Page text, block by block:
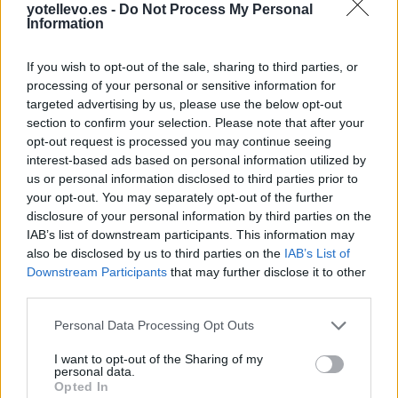
yotellevo.es - Do Not Process My Personal
Information
If you wish to opt-out of the sale, sharing to third parties, or
processing of your personal or sensitive information for
targeted advertising by us, please use the below opt-out
section to confirm your selection. Please note that after your
opt-out request is processed you may continue seeing
interest-based ads based on personal information utilized by
us or personal information disclosed to third parties prior to
your opt-out. You may separately opt-out of the further
disclosure of your personal information by third parties on the
IAB’s list of downstream participants. This information may
also be disclosed by us to third parties on the IAB’s List of
Downstream Participants that may further disclose it to other
Personal Data Processing Opt Outs
I want to opt-out of the Sharing of my
personal data.
Opted In
Cómo ir desde Tordera a Montornès Del Vallès